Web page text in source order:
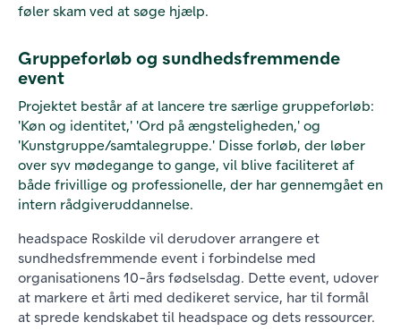
føler skam ved at søge hjælp.
Gruppeforløb og sundhedsfremmende
event
Projektet består af at lancere tre særlige gruppeforløb:
'Køn og identitet,' 'Ord på ængsteligheden,' og
'Kunstgruppe/samtalegruppe.' Disse forløb, der løber
over syv mødegange to gange, vil blive faciliteret af
både frivillige og professionelle, der har gennemgået en
intern rådgiveruddannelse.
headspace Roskilde vil derudover arrangere et
sundhedsfremmende event i forbindelse med
organisationens 10-års fødselsdag. Dette event, udover
at markere et årti med dedikeret service, har til formål
at sprede kendskabet til headspace og dets ressourcer.